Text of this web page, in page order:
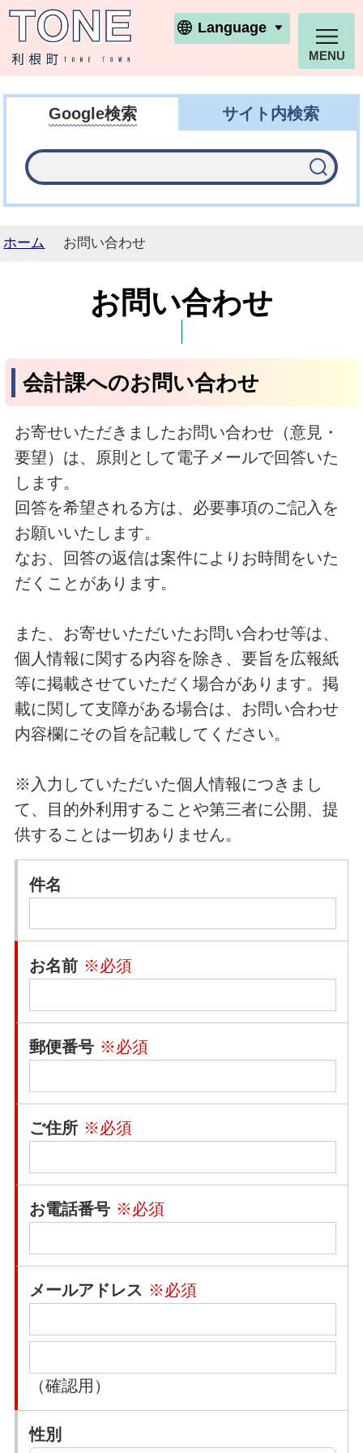
利根町ホームページ
Language
MENU
Google検索 サイト内検索
ホーム お問い合わせ
お問い合わせ
会計課へのお問い合わせ
お寄せいただきましたお問い合わせ（意見・
要望）は、原則として電子メールで回答いた
します。
回答を希望される方は、必要事項のご記入を
お願いいたします。
なお、回答の返信は案件によりお時間をいた
だくことがあります。
また、お寄せいただいたお問い合わせ等は、
個人情報に関する内容を除き、要旨を広報紙
等に掲載させていただく場合があります。掲
載に関して支障がある場合は、お問い合わせ
内容欄にその旨を記載してください。
※入力していただいた個人情報につきまし
て、目的外利用することや第三者に公開、提
供することは一切ありません。
件名
お名前 ※必須
郵便番号 ※必須
ご住所 ※必須
お電話番号 ※必須
メールアドレス ※必須
（確認用）
性別